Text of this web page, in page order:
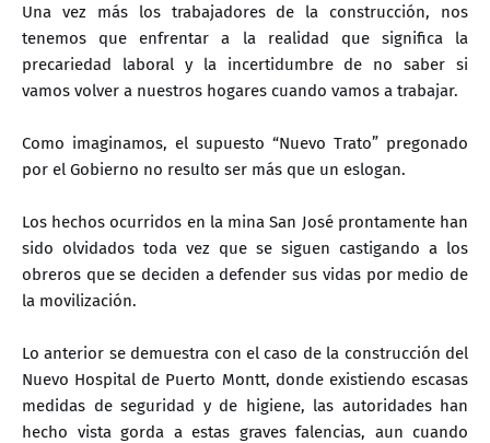
Una vez más los trabajadores de la construcción, nos
tenemos que enfrentar a la realidad que significa la
precariedad laboral y la incertidumbre de no saber si
vamos volver a nuestros hogares cuando vamos a trabajar.
Como imaginamos, el supuesto “Nuevo Trato” pregonado
por el Gobierno no resulto ser más que un eslogan.
Los hechos ocurridos en la mina San José prontamente han
sido olvidados toda vez que se siguen castigando a los
obreros que se deciden a defender sus vidas por medio de
la movilización.
Lo anterior se demuestra con el caso de la construcción del
Nuevo Hospital de Puerto Montt, donde existiendo escasas
medidas de seguridad y de higiene, las autoridades han
hecho vista gorda a estas graves falencias, aun cuando